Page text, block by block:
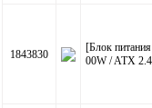
1843830
[Блок
00W / ATX